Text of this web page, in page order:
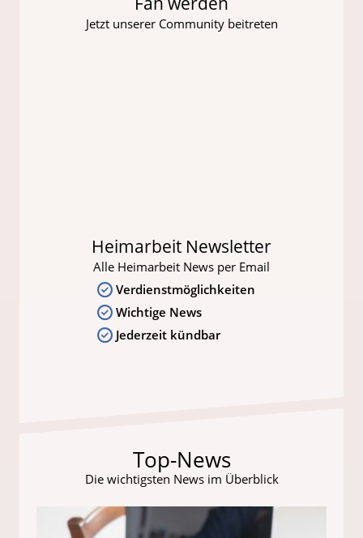
Jetzt unserer Community beitreten
Heimarbeit Newsletter
Alle Heimarbeit News per Email
Verdienstmöglichkeiten
Wichtige News
Jederzeit kündbar
Top-News
Die wichtigsten News im Überblick